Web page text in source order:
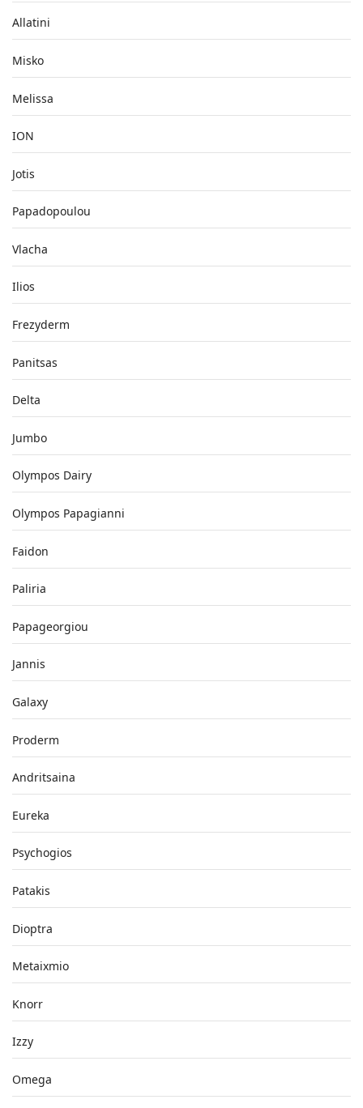
Allatini
Misko
Melissa
ION
Jotis
Papadopoulou
Vlacha
Ilios
Frezyderm
Panitsas
Delta
Jumbo
Olympos Dairy
Olympos Papagianni
Faidon
Paliria
Papageorgiou
Jannis
Galaxy
Proderm
Andritsaina
Eureka
Psychogios
Patakis
Dioptra
Metaixmio
Knorr
Izzy
Omega